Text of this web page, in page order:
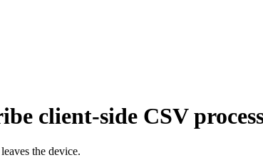
client-side CSV
the device.